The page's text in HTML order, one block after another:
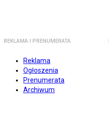
REKLAMA I PRENUMERATA
Reklama
Ogłoszenia
Prenumerata
Archiwum